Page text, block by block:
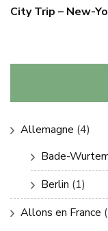
City Trip – New-
Allemagne (4)
Bade-
Berlin (1)
Allons en France